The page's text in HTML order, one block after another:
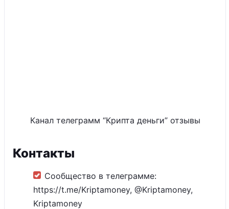
Канал телеграмм “Крипта деньги” отзывы
Контакты
Сообщество в телеграмме:
https://t.me/Kriptamoney, @Kriptamoney,
Kriptamoney